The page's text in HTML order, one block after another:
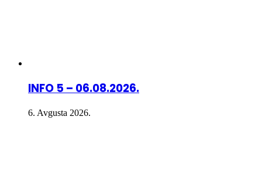
INFO 5 – 06.08.2026.
6. Avgusta 2026.